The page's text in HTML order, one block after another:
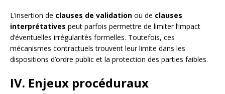
L’insertion de clauses de validation ou de clauses
interprétatives peut parfois permettre de limiter l’impact
d’éventuelles irrégularités formelles. Toutefois, ces
mécanismes contractuels trouvent leur limite dans les
dispositions d’ordre public et la protection des parties faibles.
IV. Enjeux procéduraux